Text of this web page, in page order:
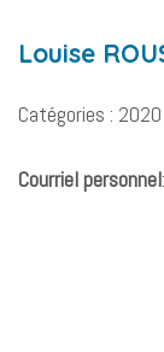
Louise
Catégories :
Courriel personnel: